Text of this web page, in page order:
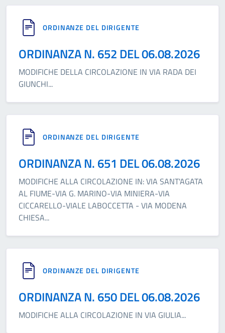
ORDINANZE DEL DIRIGENTE
ORDINANZA N. 652 DEL 06.08.2026
MODIFICHE DELLA CIRCOLAZIONE IN VIA RADA DEI
GIUNCHI...
ORDINANZE DEL DIRIGENTE
ORDINANZA N. 651 DEL 06.08.2026
MODIFICHE ALLA CIRCOLAZIONE IN: VIA SANT'AGATA
AL FIUME-VIA G. MARINO-VIA MINIERA-VIA
CICCARELLO-VIALE LABOCCETTA - VIA MODENA
CHIESA...
ORDINANZE DEL DIRIGENTE
ORDINANZA N. 650 DEL 06.08.2026
MODIFICHE ALLA CIRCOLAZIONE IN VIA GIULIA...